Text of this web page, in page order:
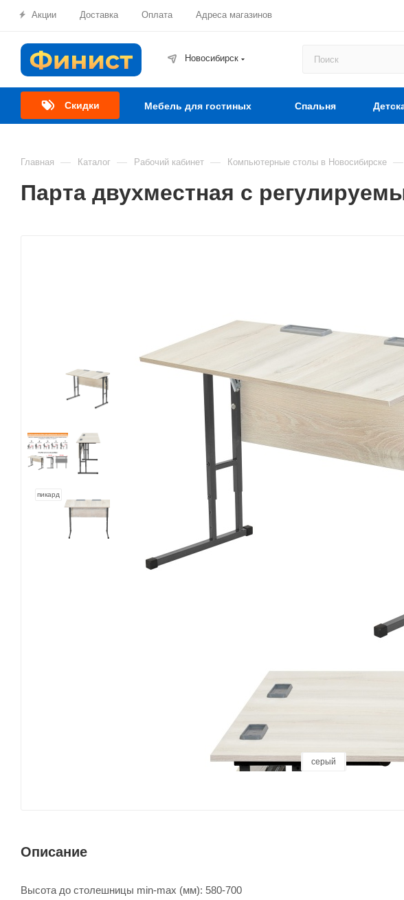
Акции Доставка Оплата Адреса магазинов
Новосибирск
Скидки Мебель для гостиных Спальня
Главная — Каталог — Рабочий кабинет — Компьютерные столы в Новосибирске —
Парта двухместная с
пикард
серый
пикард
Описание
Высота до столешницы min-max (мм): 580-700